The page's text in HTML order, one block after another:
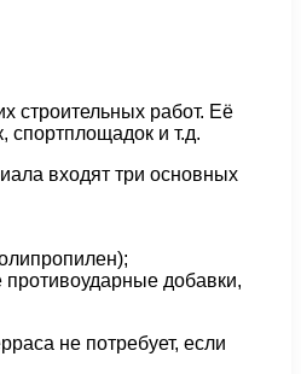
строительных работ. Её
спортплощадок и т.д.
входят три основных
добавки,
не потребует, если